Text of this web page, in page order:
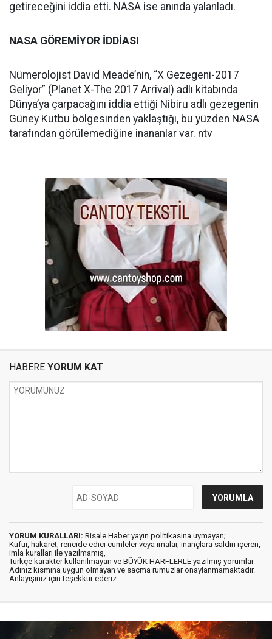
getireceğini iddia etti. NASA ise anında yalanladı.
NASA GÖREMİYOR İDDİASI
Nümerolojist David Meade’nin, “X Gezegeni-2017
Geliyor” (Planet X-The 2017 Arrival) adlı kitabında
Dünya’ya çarpacağını iddia ettiği Nibiru adlı gezegenin
Güney Kutbu bölgesinden yaklaştığı, bu yüzden NASA
tarafından görülemediğine inananlar var. ntv
HABERE YORUM KAT
YORUM KURALLARI: Risale Haber yayın politikasına uymayan;
Küfür, hakaret, rencide edici cümleler veya imalar, inançlara saldırı içeren,
imla kuralları ile yazılmamış,
Türkçe karakter kullanılmayan ve BÜYÜK HARFLERLE yazılmış yorumlar
Adınız kısmına uygun olmayan ve saçma rumuzlar onaylanmamaktadır.
Anlayışınız için teşekkür ederiz.